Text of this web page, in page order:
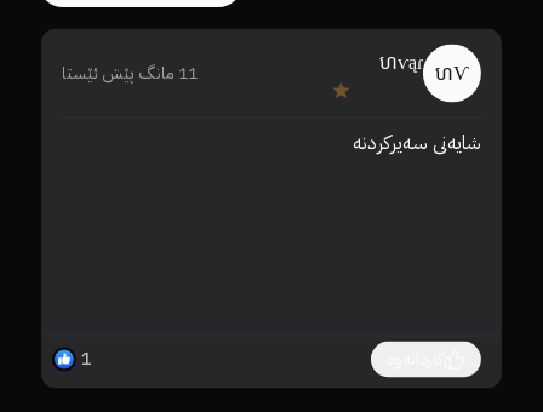
ហѴ
ហѵąɾ 11 مانگ پێش ئێستا
شایەنی سەیرکردنە
1